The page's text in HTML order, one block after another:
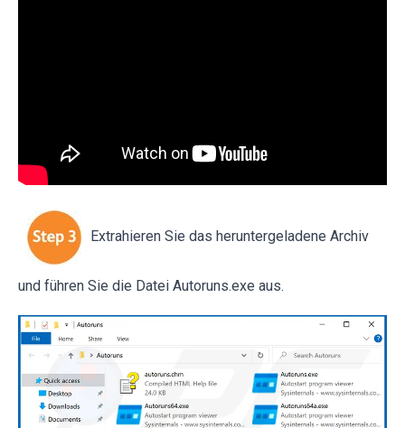
Extrahieren Sie das heruntergeladene Archiv
und führen Sie die Datei Autoruns.exe aus.